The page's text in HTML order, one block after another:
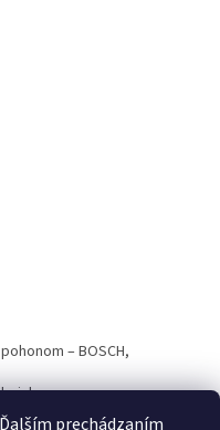
prechádzaním
– BOSCH,